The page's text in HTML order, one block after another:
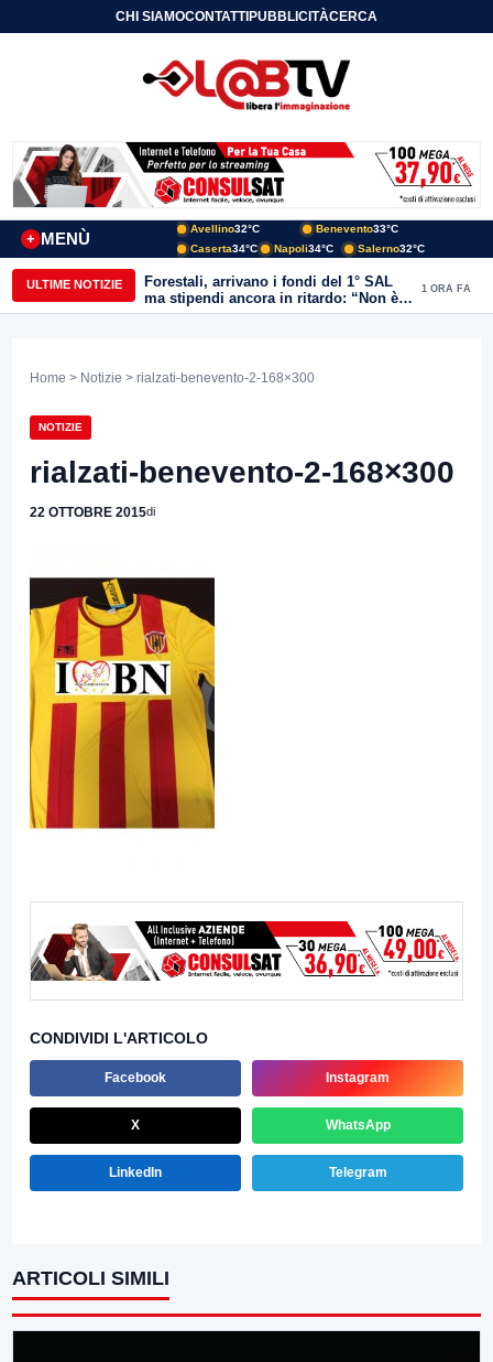
CHI SIAMOCONTATTIPUBBLICITÀCERCA
MENÙ
+
Avellino32°C Benevento33°C
Caserta34°C Napoli34°C Salerno32°C
ULTIME NOTIZIE
Forestali, arrivano i fondi del 1° SAL
ma stipendi ancora in ritardo: “Non è
più sostenibile”
1 ORA FA
Home > Notizie > rialzati-benevento-2-168×300
NOTIZIE
rialzati-benevento-2-168×300
22 OTTOBRE 2015di
CONDIVIDI L'ARTICOLO
Facebook Instagram
X WhatsApp
LinkedIn Telegram
ARTICOLI SIMILI